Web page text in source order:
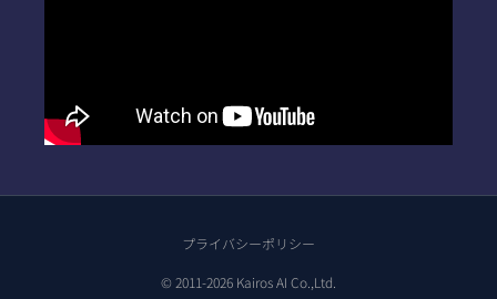
© 2011-2026 Kairos AI Co.,Ltd.
プライバシーポリシー